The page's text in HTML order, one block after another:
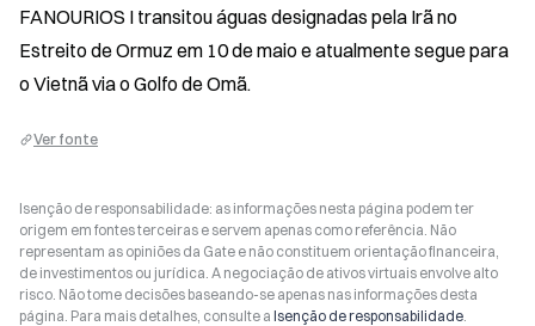
FANOURIOS I transitou águas designadas pela Irã no
Estreito de Ormuz em 10 de maio e atualmente segue para
o Vietnã via o Golfo de Omã.
Ver fonte
Isenção de responsabilidade: as informações nesta página podem ter
origem em fontes terceiras e servem apenas como referência. Não
representam as opiniões da Gate e não constituem orientação financeira,
de investimentos ou jurídica. A negociação de ativos virtuais envolve alto
risco. Não tome decisões baseando-se apenas nas informações desta
página. Para mais detalhes, consulte a Isenção de responsabilidade.